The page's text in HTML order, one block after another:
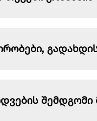
შემდგომი